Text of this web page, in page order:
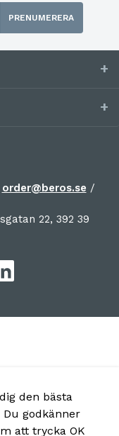
PRENUMERERA
order@beros.se /
22, 392 39
den bästa
godkänner
att trycka OK